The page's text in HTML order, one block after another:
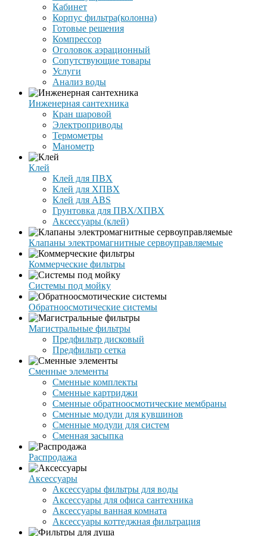
Кабинет
Корпус фильтра(колонна)
Готовые решения
Компрессор
Оголовок аэрационный
Сопутствующие товары
Услуги
Анализ воды
Инженерная сантехника
Кран шаровой
Электроприводы
Термометры
Манометр
Клей
Клей для ПВХ
Клей для ХПВХ
Клей для ABS
Грунтовка для ПВХ/ХПВХ
Аксессуары (клей)
Клапаны электромагнитные сервоуправляемые
Коммерческие фильтры
Системы под мойку
Обратноосмотические системы
Магистральные фильтры
Предфильтр дисковый
Предфильтр сетка
Сменные элементы
Сменные комплекты
Сменные картриджи
Сменные обратноосмотические мембраны
Сменные модули для кувшинов
Сменные модули для систем
Сменная засыпка
Распродажа
Аксессуары
Аксессуары фильтры для воды
Аксессуары для офиса сантехника
Аксессуары ванная комната
Аксессуары коттеджная фильтрация